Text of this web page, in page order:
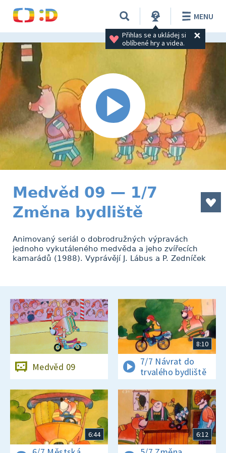
Přihlas se a ukládej si
oblíbené hry a videa.
MENU
Medvěd 09 — 1/7
Změna bydliště
Animovaný seriál o dobrodružných výpravách
jednoho vykutáleného medvěda a jeho zvířecích
kamarádů (1988). Vyprávějí J. Lábus a P. Zedníček
Medvěd 09
8:10
7/7 Návrat do
trvalého bydliště
6:44 6:12